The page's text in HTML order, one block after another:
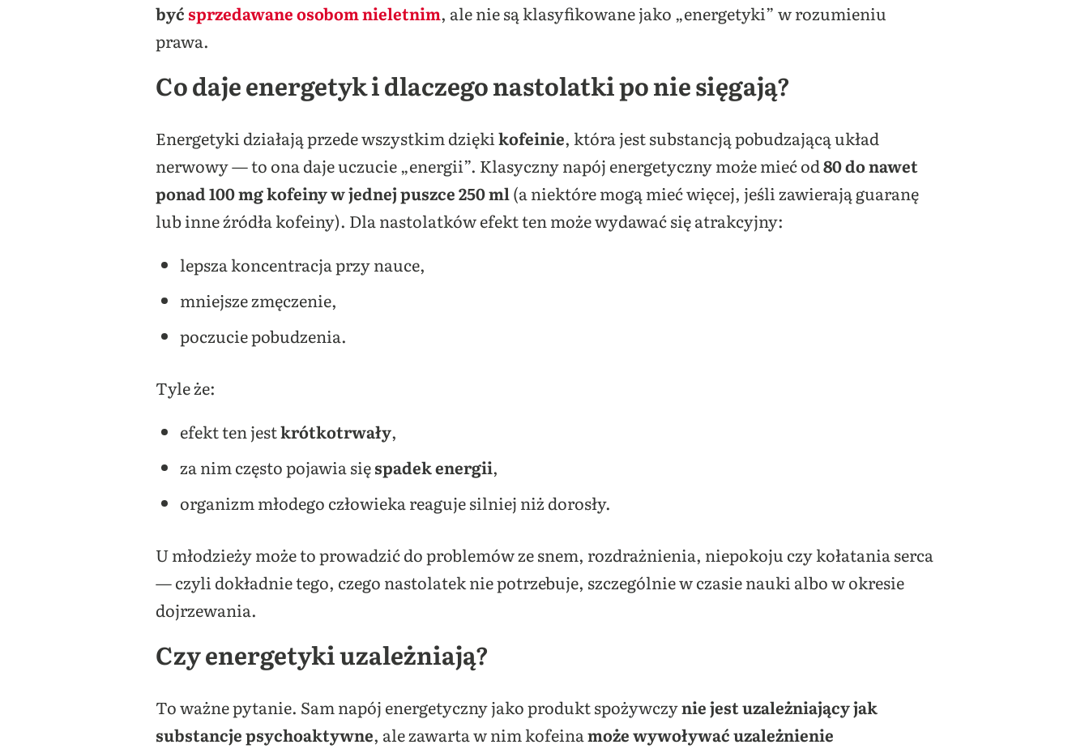
być sprzedawane osobom nieletnim, ale nie są klasyfikowane jako „energetyki” w rozumieniu
prawa.
Co daje energetyk i dlaczego nastolatki po nie sięgają?
Energetyki działają przede wszystkim dziękikofeinie, która jest substancją pobudzającą układ
nerwowy — to ona daje uczucie „energii”. Klasyczny napój energetyczny może mieć od80 do nawet
ponad 100 mg kofeiny w jednej puszce 250 ml(a niektóre mogą mieć więcej, jeśli zawierają guaranę
lub inne źródła kofeiny). Dla nastolatków efekt ten może wydawać się atrakcyjny:
lepsza koncentracja przy nauce,
mniejsze zmęczenie,
poczucie pobudzenia.
Tyle że:
efekt ten jestkrótkotrwały,
za nim często pojawia sięspadek energii,
organizm młodego człowieka reaguje silniej niż dorosły.
U młodzieży może to prowadzić do problemów ze snem, rozdrażnienia, niepokoju czy kołatania serca
— czyli dokładnie tego, czego nastolatek nie potrzebuje, szczególnie w czasie nauki albo w okresie
dojrzewania.
Czy energetyki uzależniają?
To ważne pytanie. Sam napój energetyczny jako produkt spożywczynie jest uzależniający jak
substancje psychoaktywne, ale zawarta w nim kofeinamoże wywoływać uzależnienie